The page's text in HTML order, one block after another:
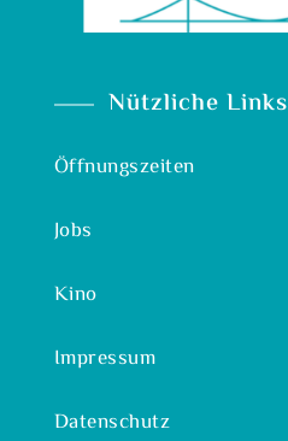
Nützliche Links
Öffnungszeiten
Jobs
Kino
Impressum
Datenschutz